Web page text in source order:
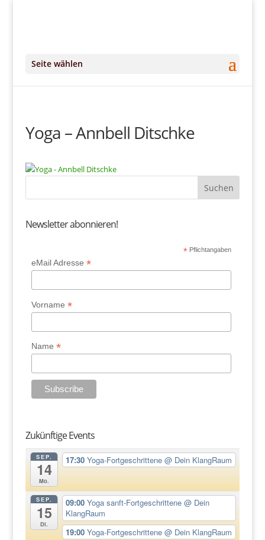
Seite wählen
Yoga – Annbell Ditschke
Newsletter abonnieren!
* Pflichtangaben
eMail Adresse*
Vorname*
Name*
Zukünftige Events
SEP.
14
Mo.
17:30Yoga-Fortgeschrittene@ Dein KlangRaum
SEP.
15
Di.
09:00Yoga sanft-Fortgeschrittene@ Dein
KlangRaum
19:00Yoga-Fortgeschrittene@ Dein KlangRaum